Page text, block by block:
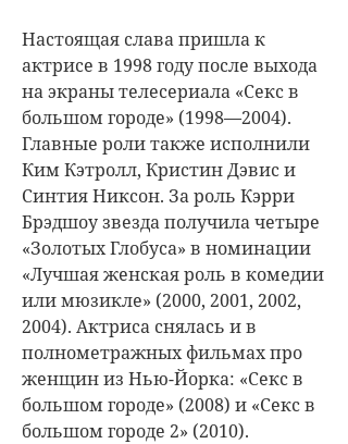
Настоящая слава пришла к
актрисе в 1998 году после выхода
на экраны телесериала «Секс в
большом городе» (1998—2004).
Главные роли также исполнили
Ким Кэтролл, Кристин Дэвис и
Синтия Никсон. За роль Кэрри
Брэдшоу звезда получила четыре
«Золотых Глобуса» в номинации
«Лучшая женская роль в комедии
или мюзикле» (2000, 2001, 2002,
2004). Актриса снялась и в
полнометражных фильмах про
женщин из Нью-Йорка: «Секс в
большом городе» (2008) и «Секс в
большом городе 2» (2010).